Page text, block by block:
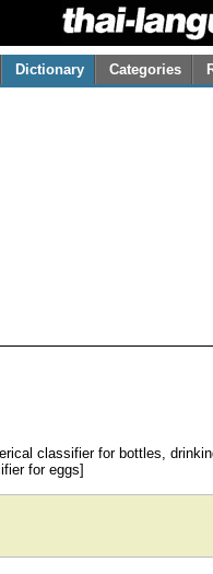
Dictionary Categories
classifier for bottles,
for eggs]